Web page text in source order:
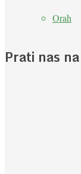
Orah
Prati nas